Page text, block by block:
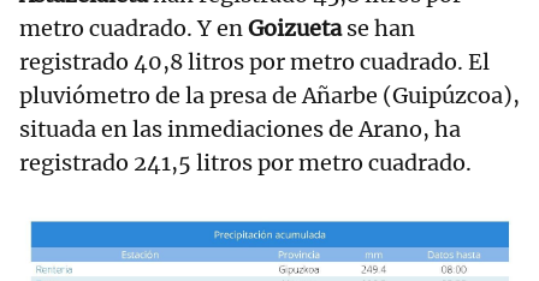
metro cuadrado. Y en Goizuetase han
registrado 40,8 litros por metro cuadrado. El
pluviómetro de la presa de Añarbe (Guipúzcoa),
situada en las inmediaciones de Arano, ha
registrado 241,5 litros por metro cuadrado.